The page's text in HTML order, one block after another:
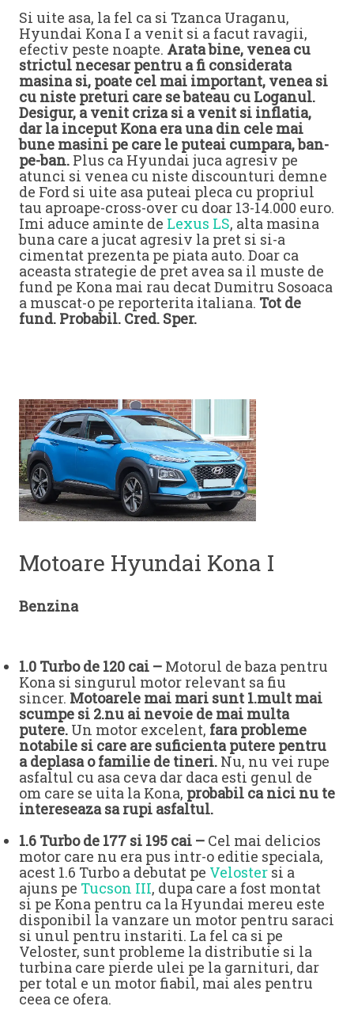
Si uite asa, la fel ca si Tzanca Uraganu,
Hyundai Kona I a venit si a facut ravagii,
efectiv peste noapte. Arata bine, venea cu
strictul necesar pentru a fi considerata
masina si, poate cel mai important, venea si
cu niste preturi care se bateau cu Loganul.
Desigur, a venit criza si a venit si inflatia,
dar la inceput Kona era una din cele mai
bune masini pe care le puteai cumpara, ban-
pe-ban. Plus ca Hyundai juca agresiv pe
atunci si venea cu niste discounturi demne
de Ford si uite asa puteai pleca cu propriul
tau aproape-cross-over cu doar 13-14.000 euro.
Imi aduce aminte de Lexus LS, alta masina
buna care a jucat agresiv la pret si si-a
cimentat prezenta pe piata auto. Doar ca
aceasta strategie de pret avea sa il muste de
fund pe Kona mai rau decat Dumitru Sosoaca
a muscat-o pe reporterita italiana. Tot de
fund. Probabil. Cred. Sper.
Motoare Hyundai Kona I
Benzina
1.0 Turbo de 120 cai – Motorul de baza pentru
Kona si singurul motor relevant sa fiu
sincer. Motoarele mai mari sunt 1.mult mai
scumpe si 2.nu ai nevoie de mai multa
putere. Un motor excelent, fara probleme
notabile si care are suficienta putere pentru
a deplasa o familie de tineri. Nu, nu vei rupe
asfaltul cu asa ceva dar daca esti genul de
om care se uita la Kona, probabil ca nici nu te
intereseaza sa rupi asfaltul.
1.6 Turbo de 177 si 195 cai – Cel mai delicios
motor care nu era pus intr-o editie speciala,
acest 1.6 Turbo a debutat pe Veloster si a
ajuns pe Tucson III, dupa care a fost montat
si pe Kona pentru ca la Hyundai mereu este
disponibil la vanzare un motor pentru saraci
si unul pentru instariti. La fel ca si pe
Veloster, sunt probleme la distributie si la
turbina care pierde ulei pe la garnituri, dar
per total e un motor fiabil, mai ales pentru
ceea ce ofera.